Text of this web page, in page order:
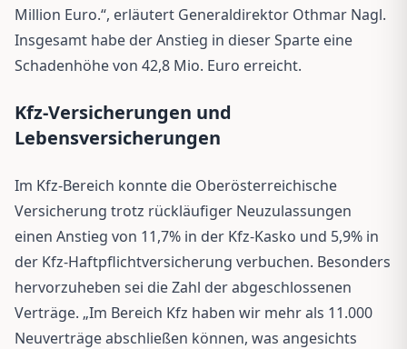
Million Euro.“, erläutert Generaldirektor Othmar Nagl.
Insgesamt habe der Anstieg in dieser Sparte eine
Schadenhöhe von 42,8 Mio. Euro erreicht.
Kfz-Versicherungen und
Lebensversicherungen
Im Kfz-Bereich konnte die Oberösterreichische
Versicherung trotz rückläufiger Neuzulassungen
einen Anstieg von 11,7% in der Kfz-Kasko und 5,9% in
der Kfz-Haftpflichtversicherung verbuchen. Besonders
hervorzuheben sei die Zahl der abgeschlossenen
Verträge. „Im Bereich Kfz haben wir mehr als 11.000
Neuverträge abschließen können, was angesichts